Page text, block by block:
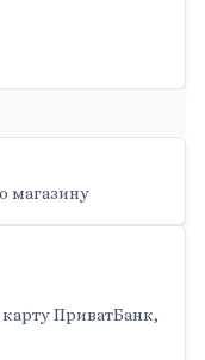
магазину
ПриватБанк,